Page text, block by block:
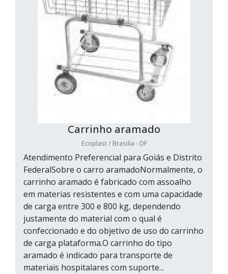
Carrinho aramado
Ecoplast / Brasilia - DF
Atendimento Preferencial para Goiás e Distrito
FederalSobre o carro aramadoNormalmente, o
carrinho aramado é fabricado com assoalho
em materias resistentes e com uma capacidade
de carga entre 300 e 800 kg, dependendo
justamente do material com o qual é
confeccionado e do objetivo de uso do carrinho
de carga plataforma.O carrinho do tipo
aramado é indicado para transporte de
materiais hospitalares com suporte...